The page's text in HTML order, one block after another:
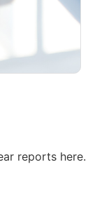
reports here.